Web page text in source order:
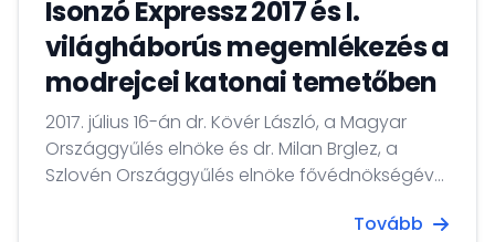
Isonzó Expressz 2017 és I.
világháborús megemlékezés a
modrejcei katonai temetőben
2017. július 16-án dr. Kövér László, a Magyar
Országgyűlés elnöke és dr. Milan Brglez, a
Szlovén Országgyűlés elnöke fővédnökségével
Isonzó-menti helyszíneire a 3. Isonzó Expressz
Tovább